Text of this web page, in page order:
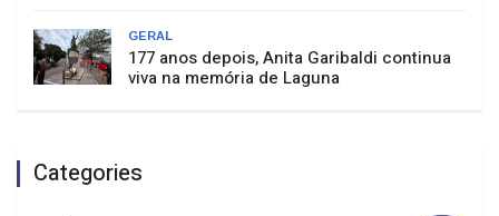
GERAL
177 anos depois, Anita Garibaldi continua
viva na memória de Laguna
Categories